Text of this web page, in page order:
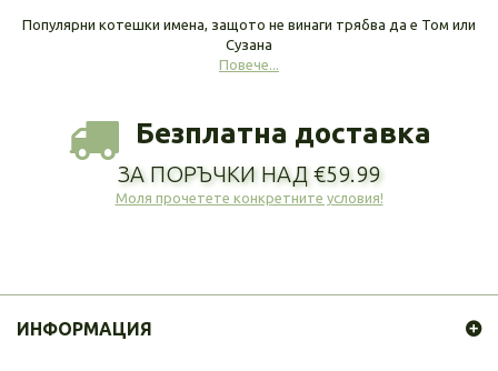
Популярни котешки имена, защото не винаги трябва да е Том или
Сузана
Повече...
Безплатна доставка
ЗА ПОРЪЧКИ НАД €59.99
Моля прочетете конкретните условия!
ИНФОРМАЦИЯ